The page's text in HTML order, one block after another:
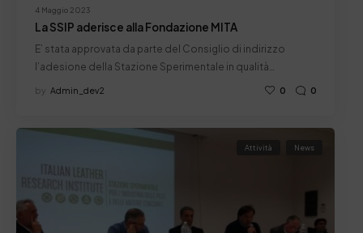
4 Maggio 2023
La SSIP aderisce alla Fondazione MITA
E’ stata approvata da parte del Consiglio di indirizzo
l’adesione della Stazione Sperimentale in qualità…
by Admin_dev2 0 0
Attività News